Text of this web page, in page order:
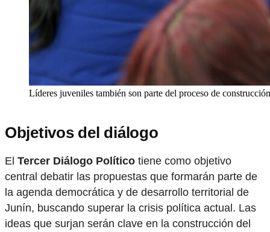
Líderes juveniles también son parte del proceso de
Objetivos del diálogo
El Tercer Diálogo Político tiene como objetivo
central debatir las propuestas que formarán parte de
la agenda democrática y de desarrollo territorial de
Junín, buscando superar la crisis política actual. Las
ideas que surjan serán clave en la construcción del